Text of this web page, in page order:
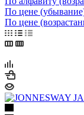
По цене
По цене